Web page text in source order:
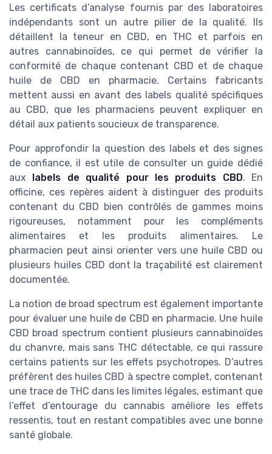
Les certificats d’analyse fournis par des laboratoires
indépendants sont un autre pilier de la qualité. Ils
détaillent la teneur en CBD, en THC et parfois en
autres cannabinoïdes, ce qui permet de vérifier la
conformité de chaque contenant CBD et de chaque
huile de CBD en pharmacie. Certains fabricants
mettent aussi en avant des labels qualité spécifiques
au CBD, que les pharmaciens peuvent expliquer en
détail aux patients soucieux de transparence.
Pour approfondir la question des labels et des signes
de confiance, il est utile de consulter un guide dédié
aux
labels de qualité pour les produits CBD. En
officine, ces repères aident à distinguer des produits
contenant du CBD bien contrôlés de gammes moins
rigoureuses, notamment pour les compléments
alimentaires et les produits alimentaires. Le
pharmacien peut ainsi orienter vers une huile CBD ou
plusieurs huiles CBD dont la traçabilité est clairement
documentée.
La notion de broad spectrum est également importante
pour évaluer une huile de CBD en pharmacie. Une huile
CBD broad spectrum contient plusieurs cannabinoïdes
du chanvre, mais sans THC détectable, ce qui rassure
certains patients sur les effets psychotropes. D’autres
préfèrent des huiles CBD à spectre complet, contenant
une trace de THC dans les limites légales, estimant que
l’effet d’entourage du cannabis améliore les effets
ressentis, tout en restant compatibles avec une bonne
santé globale.